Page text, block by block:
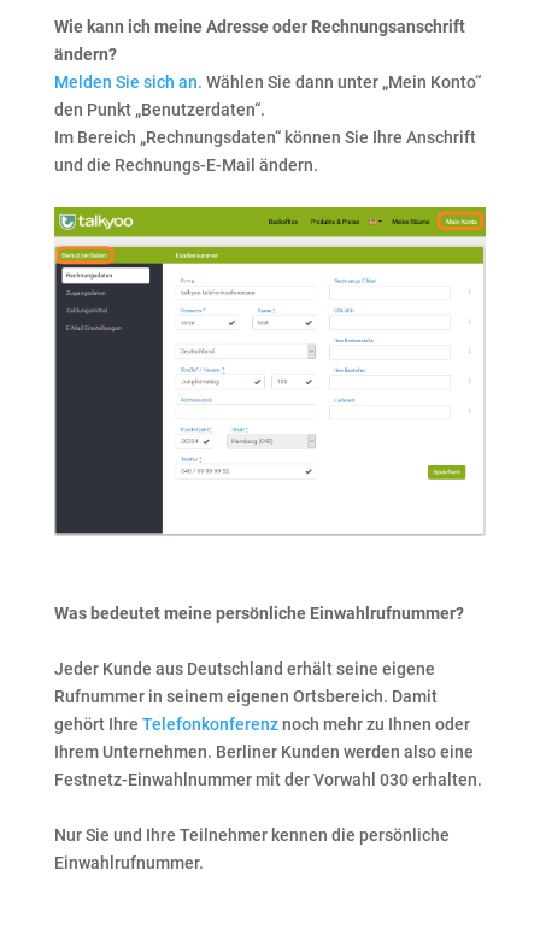
Wie kann ich meine Adresse oder Rechnungsanschrift
ändern?
Melden Sie sich an. Wählen Sie dann unter „Mein Konto“
den Punkt „Benutzerdaten“.
Im Bereich „Rechnungsdaten“ können Sie Ihre Anschrift
und die Rechnungs-E-Mail ändern.
Was bedeutet meine persönliche Einwahlrufnummer?
Jeder Kunde aus Deutschland erhält seine eigene
Rufnummer in seinem eigenen Ortsbereich. Damit
gehört Ihre Telefonkonferenznoch mehr zu Ihnen oder
Ihrem Unternehmen. Berliner Kunden werden also eine
Festnetz-Einwahlnummer mit der Vorwahl 030 erhalten.
Nur Sie und Ihre Teilnehmer kennen die persönliche
Einwahlrufnummer.